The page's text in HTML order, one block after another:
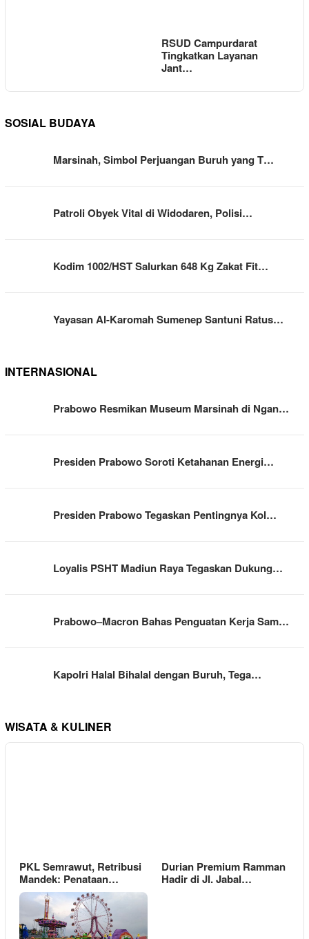
RSUD Campurdarat
Tingkatkan Layanan
Jant…
SOSIAL BUDAYA
Marsinah, Simbol Perjuangan Buruh yang T…
Patroli Obyek Vital di Widodaren, Polisi…
Kodim 1002/HST Salurkan 648 Kg Zakat Fit…
Yayasan Al-Karomah Sumenep Santuni Ratus…
INTERNASIONAL
Prabowo Resmikan Museum Marsinah di Ngan…
Presiden Prabowo Soroti Ketahanan Energi…
Presiden Prabowo Tegaskan Pentingnya Kol…
Loyalis PSHT Madiun Raya Tegaskan Dukung…
Prabowo–Macron Bahas Penguatan Kerja Sam…
Kapolri Halal Bihalal dengan Buruh, Tega…
WISATA & KULINER
PKL Semrawut, Retribusi
Mandek: Penataan…
Durian Premium Ramman
Hadir di Jl. Jabal…